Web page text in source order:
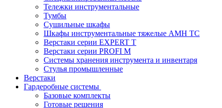
Тележки инструментальные
Тумбы
Cушильные шкафы
Шкафы инструментальные тяжелые AMH TC
Верстаки серии EXPERT T
Верстаки серии PROFI M
Системы хранения инструмента и инвентаря
Стулья промышленные
Верстаки
Гардеробные системы
Базовые комплекты
Готовые решения